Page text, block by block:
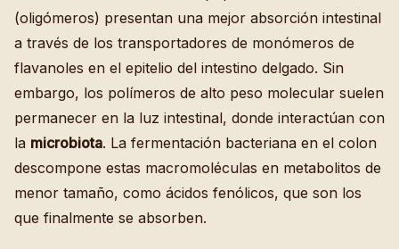
(oligómeros) presentan una mejor absorción intestinal
a través de los transportadores de monómeros de
flavanoles en el epitelio del intestino delgado. Sin
embargo, los polímeros de alto peso molecular suelen
permanecer en la luz intestinal, donde interactúan con
la microbiota. La fermentación bacteriana en el colon
descompone estas macromoléculas en metabolitos de
menor tamaño, como ácidos fenólicos, que son los
que finalmente se absorben.